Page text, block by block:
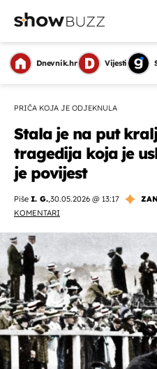
Dnevnik.hr Vijesti
PRIČA KOJA JE ODJEKNULA
Stala je na put
tragedija koja je
je povijest
Piše I. G.,30.05.2026 @ 13:17
KOMENTARI
OMOGUĆI